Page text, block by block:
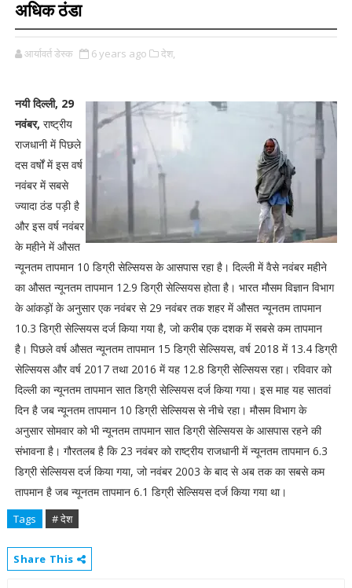
अधिक ठंडा
आर्यावर्त डेस्क 6 years ago देश,
नयी दिल्ली, 29
नवंबर, राष्ट्रीय
राजधानी में पिछले
दस वर्षों में इस वर्ष
नवंबर में सबसे
ज्यादा ठंड पड़ी है
और इस वर्ष नवंबर
के महीने में औसत
न्यूनतम तापमान 10 डिग्री सेल्सियस के आसपास रहा है। दिल्ली में वैसे नवंबर महीने
का औसत न्यूनतम तापमान 12.9 डिग्री सेल्सियस होता है। भारत मौसम विज्ञान विभाग
के आंकड़ों के अनुसार एक नवंबर से 29 नवंबर तक शहर में औसत न्यूनतम तापमान
10.3 डिग्री सेल्सियस दर्ज किया गया है, जो करीब एक दशक में सबसे कम तापमान
है। पिछले वर्ष औसत न्यूनतम तापमान 15 डिग्री सेल्सियस, वर्ष 2018 में 13.4 डिग्री
सेल्सियस और वर्ष 2017 तथा 2016 में यह 12.8 डिग्री सेल्सियस रहा। रविवार को
दिल्ली का न्यूनतम तापमान सात डिग्री सेल्सियस दर्ज किया गया। इस माह यह सातवां
दिन है जब न्यूनतम तापमान 10 डिग्री सेल्सियस से नीचे रहा। मौसम विभाग के
अनुसार सोमवार को भी न्यूनतम तापमान सात डिग्री सेल्सियस के आसपास रहने की
संभावना है। गौरतलब है कि 23 नवंबर को राष्ट्रीय राजधानी में न्यूनतम तापमान 6.3
डिग्री सेल्सियस दर्ज किया गया, जो नवंबर 2003 के बाद से अब तक का सबसे कम
तापमान है जब न्यूनतम तापमान 6.1 डिग्री सेल्सियस दर्ज किया गया था।
Tags # देश
Share This